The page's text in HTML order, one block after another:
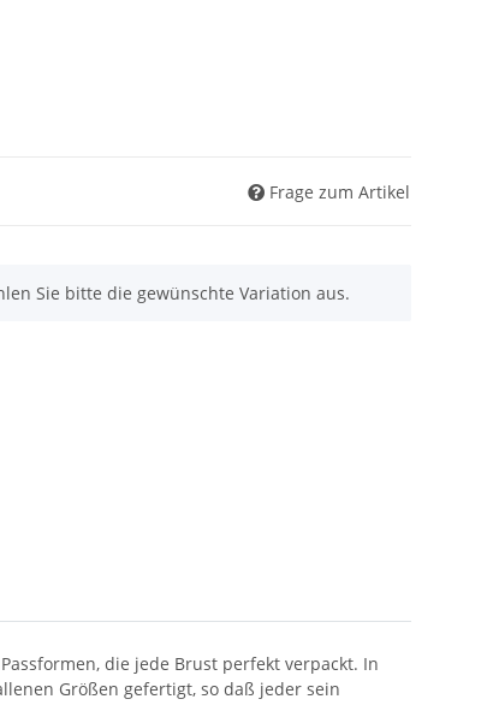
Frage zum Artikel
Sie bitte die gewünschte Variation aus.
die jede Brust perfekt verpackt. In
Größen gefertigt, so daß jeder sein